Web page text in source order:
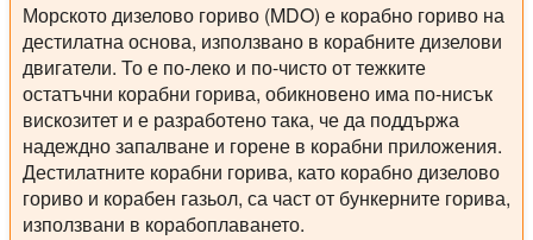
Морското дизелово гориво (MDO) е корабно гориво на
дестилатна основа, използвано в корабните дизелови
двигатели. То е по-леко и по-чисто от тежките
остатъчни корабни горива, обикновено има по-нисък
вискозитет и е разработено така, че да поддържа
надеждно запалване и горене в корабни приложения.
Дестилатните корабни горива, като корабно дизелово
гориво и корабен газьол, са част от бункерните горива,
използвани в корабоплаването.